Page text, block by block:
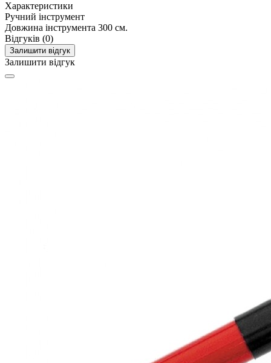
Характеристики
Ручний інструмент
Довжина інструмента 300 см.
Відгуків (0)
Залишити відгук
Залишити відгук